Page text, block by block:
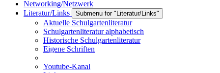
Networking/Netzwerk
Literatur/Links
Submenu for "Literatur/Links"
Aktuelle Schulgartenliteratur
Schulgartenliteratur alphabetisch
Historische Schulgartenliteratur
Eigene Schriften
Youtube-Kanal